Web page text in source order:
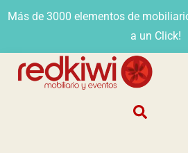
Más de 3000 elementos de
a un Click!